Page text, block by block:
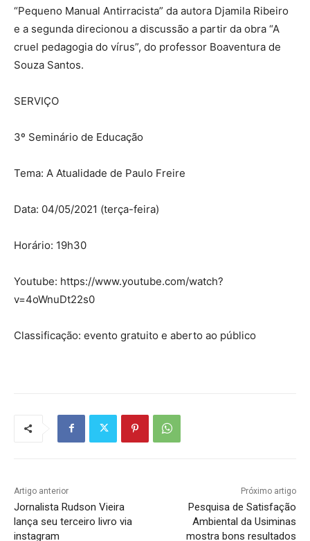
“Pequeno Manual Antirracista” da autora Djamila Ribeiro
e a segunda direcionou a discussão a partir da obra “A
cruel pedagogia do vírus”, do professor Boaventura de
Souza Santos.
SERVIÇO
3º Seminário de Educação
Tema: A Atualidade de Paulo Freire
Data: 04/05/2021 (terça-feira)
Horário: 19h30
Youtube: https://www.youtube.com/watch?
v=4oWnuDt22s0
Classificação: evento gratuito e aberto ao público
Artigo anterior
Jornalista Rudson Vieira
lança seu terceiro livro via
instagram
Próximo artigo
Pesquisa de Satisfação
Ambiental da Usiminas
mostra bons resultados